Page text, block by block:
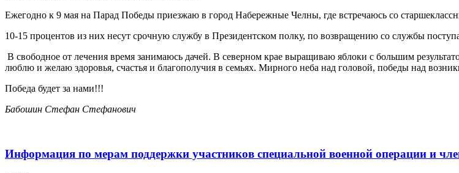
Ежегодно к 9 мая на Парад Победы приезжаю в город Набережные Челны, где встречаюсь со
10-15 процентов из них несут срочную службу в Президентском полку, по возвращению со службы
В свободное от лечения время занимаюсь дачей. В северном крае выращиваю яблоки с большим
люблю и желаю здоровья, счастья и благополучия в семьях. Мирного неба над головой, победы над
Победа будет за нами!!!
Бабошин Стефан Стефанович
Информация по мерам поддержки участников специальной военной операции и